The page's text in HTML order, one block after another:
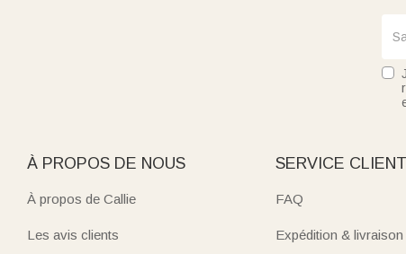
À PROPOS DE NOUS
À propos de Callie
Les avis clients
SERVICE
FAQ
Expédition & livraison